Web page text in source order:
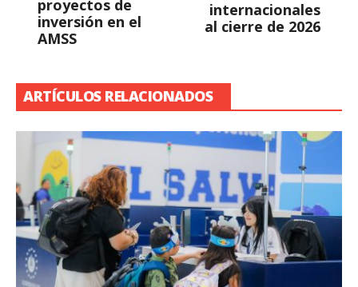
proyectos de
inversión en el
AMSS
internacionales
al cierre de 2026
ARTÍCULOS RELACIONADOS